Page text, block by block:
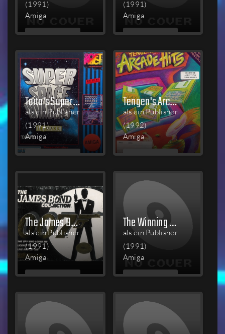
(1991)
Amiga
MEHR
(1991)
Amiga
MEHR
Taito's Super Space Invaders
als ein Publisher
(1991)
Amiga
MEHR
Tengen's Arcade Hits
als ein Publisher
(1992)
Amiga
MEHR
The James Bond Collection
als ein Publisher
(1991)
Amiga
MEHR
The Winning Team
als ein Publisher
(1991)
Amiga
MEHR